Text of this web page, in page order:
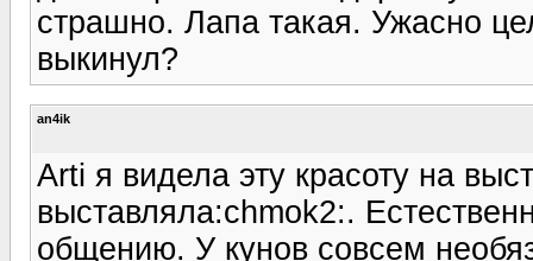
страшно. Лапа такая. Ужасно
выкинул?
an4ik
Arti я видела эту красоту на
выставляла:chmok2:.
общению. У кунов совсем